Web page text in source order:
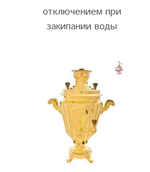
отключением при
закипании воды